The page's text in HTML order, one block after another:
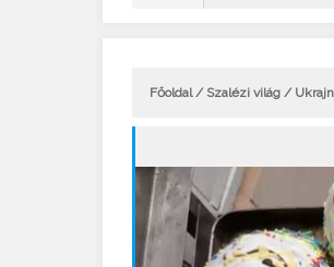
Főoldal/ Szalézi világ /